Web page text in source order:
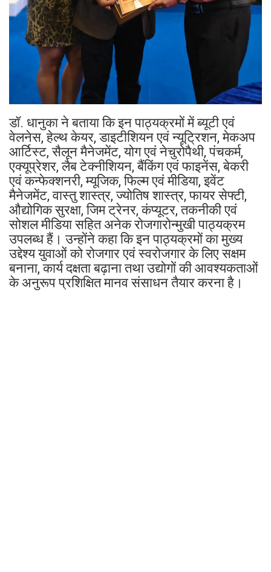
डॉ. धानुका ने बताया कि इन पाठ्यक्रमों में ब्यूटी एवं
वेलनेस, हेल्थ केयर, डाइटीशियन एवं न्यूट्रिशन, मेकअप
आर्टिस्ट, सैलून मैनेजमेंट, योग एवं नेचुरोपैथी, पंचकर्म,
एक्यूप्रेशर, लैब टेक्नीशियन, बैंकिंग एवं फाइनेंस, बेकरी
एवं कन्फेक्शनरी, म्यूजिक, फिल्म एवं मीडिया, इवेंट
मैनेजमेंट, वास्तु शास्त्र, ज्योतिष शास्त्र, फायर सेफ्टी,
औद्योगिक सुरक्षा, जिम ट्रेनर, कंप्यूटर, तकनीकी एवं
सोशल मीडिया सहित अनेक रोजगारोन्मुखी पाठ्यक्रम
उपलब्ध हैं। उन्होंने कहा कि इन पाठ्यक्रमों का मुख्य
उद्देश्य युवाओं को रोजगार एवं स्वरोजगार के लिए सक्षम
बनाना, कार्य दक्षता बढ़ाना तथा उद्योगों की आवश्यकताओं
के अनुरूप प्रशिक्षित मानव संसाधन तैयार करना है।